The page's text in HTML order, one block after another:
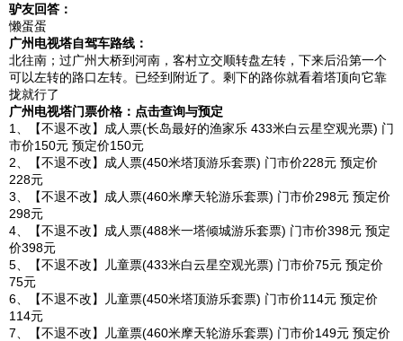
驴友回答：
懒蛋蛋
广州电视塔自驾车路线：
北往南；过广州大桥到河南，客村立交顺转盘左转，下来后沿第一个
可以左转的路口左转。已经到附近了。剩下的路你就看着塔顶向它靠
拢就行了
广州电视塔门票价格：点击查询与预定
1、【不退不改】成人票(长岛最好的渔家乐 433米白云星空观光票) 门
市价150元 预定价150元
2、【不退不改】成人票(450米塔顶游乐套票) 门市价228元 预定价
228元
3、【不退不改】成人票(460米摩天轮游乐套票) 门市价298元 预定价
298元
4、【不退不改】成人票(488米一塔倾城游乐套票) 门市价398元 预定
价398元
5、【不退不改】儿童票(433米白云星空观光票) 门市价75元 预定价
75元
6、【不退不改】儿童票(450米塔顶游乐套票) 门市价114元 预定价
114元
7、【不退不改】儿童票(460米摩天轮游乐套票) 门市价149元 预定价